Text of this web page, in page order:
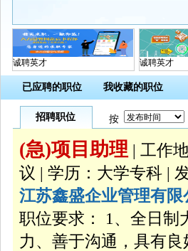
诚聘英才 诚聘英才
已应聘的职位 我收藏的职位
招聘职位 按
(急)项目助理 | 工作
议 | 学历：大学专科 |
江苏鑫盛企业管理有限
职位要求： 1、全日制
力、善于沟通，具有